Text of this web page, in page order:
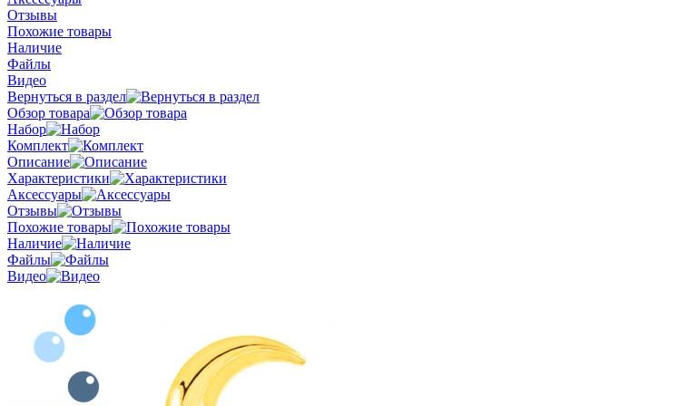
Отзывы
Похожие товары
Наличие
Файлы
Видео
Вернуться в раздел
Обзор товара
Набор
Комплект
Описание
Характеристики
Аксессуары
Отзывы
Похожие товары
Наличие
Файлы
Видео